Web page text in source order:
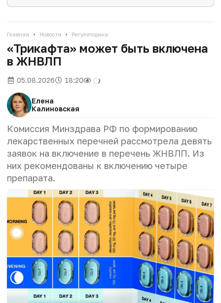
Главная • Новости • Регуляторика
«Трикафта» может быть включена
в ЖНВЛП
05.08.2026 18:20
Елена
Калиновская
Комиссия Минздрава РФ по формированию
лекарственных перечней рассмотрела девять
заявок на включение в перечень ЖНВЛП. Из
них рекомендованы к включению четыре
препарата.